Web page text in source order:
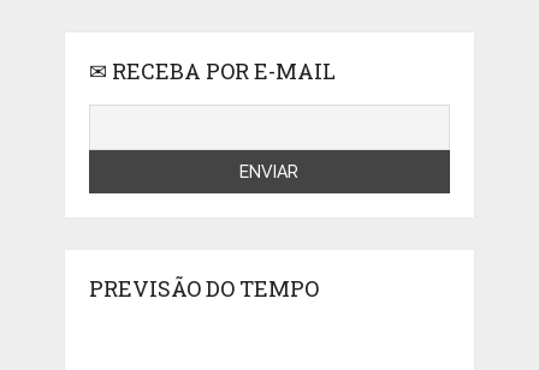
✉ RECEBA POR E-MAIL
PREVISÃO DO TEMPO